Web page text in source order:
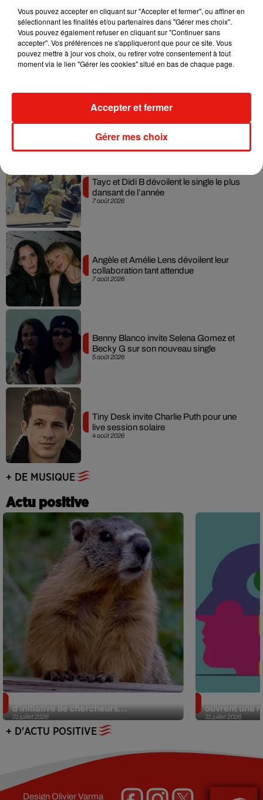
7 août 2026
Julien Lieb s’essaye à la vie de chatelain
dans son nouveau clip
Madonna sort enfin le remix de « Love
Sensation » avec Kylie Minogue
7 août 2026
Tayc et Didi B dévoilent le single le plus
dansant de l’année
7 août 2026
Angèle et Amélie Lens dévoilent leur
collaboration tant attendue
5 août 2026
Benny Blanco invite Selena Gomez et
Becky G sur son nouveau single
4 août 2026
Tiny Desk invite Charlie Puth pour une
live session solaire
+ DE MUSIQUE
Actu positive
31 juillet 2026
d’initiative de chercheurs...
31 juillet 2026
ouvrent une
+ D'ACTU POSITIVE
DesignOlivier Varma
Vous pouvez accepter en cliquant sur "Accepter et fermer", ou affiner en
sélectionnant les finalités et/ou partenaires dans "Gérer mes choix".
Vous pouvez également refuser en cliquant sur "Continuer sans
accepter". Vos préférences ne s'appliqueront que pour ce site. Vous
pouvez mettre à jour vos choix, ou retirer votre consentement à tout
moment via le lien "Gérer les cookies" situé en bas de chaque page.
Gérer mes choix
Accepter et fermer